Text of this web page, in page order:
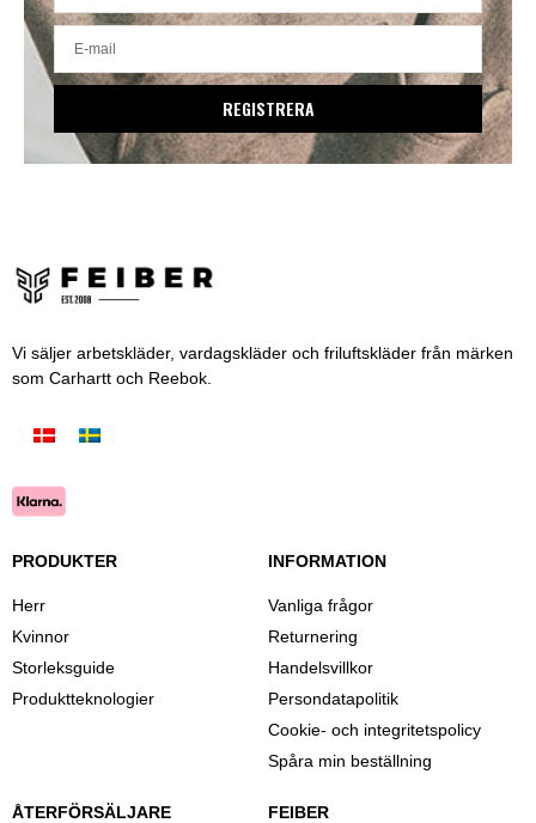
REGISTRERA
Vi säljer arbetskläder, vardagskläder och friluftskläder från märken
som Carhartt och Reebok.
PRODUKTER
Herr
Kvinnor
Storleksguide
Produktteknologier
INFORMATION
Vanliga frågor
Returnering
Handelsvillkor
Persondatapolitik
Cookie- och integritetspolicy
Spåra min beställning
ÅTERFÖRSÄLJARE FEIBER